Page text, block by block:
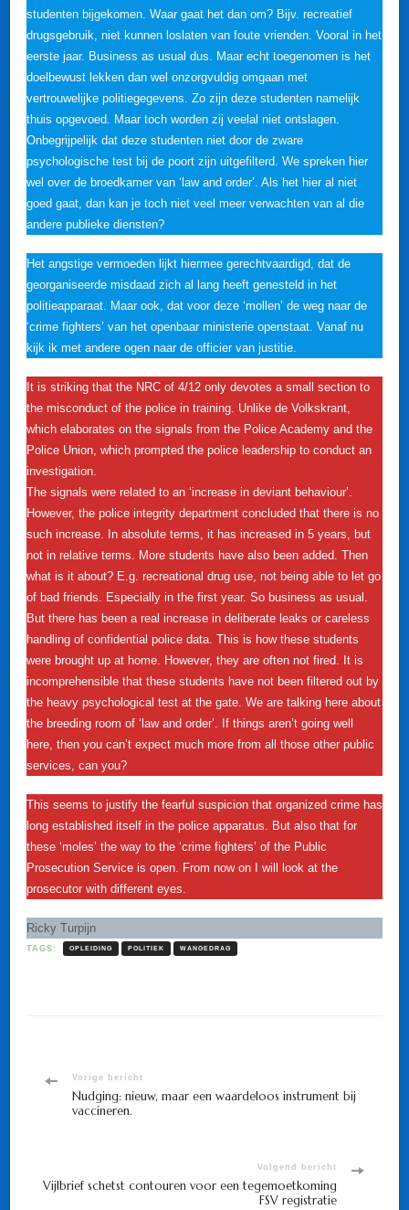
studenten bijgekomen. Waar gaat het dan om? Bijv. recreatief
drugsgebruik, niet kunnen loslaten van foute vrienden. Vooral in het
eerste jaar. Business as usual dus. Maar echt toegenomen is het
doelbewust lekken dan wel onzorgvuldig omgaan met
vertrouwelijke politiegegevens. Zo zijn deze studenten namelijk
thuis opgevoed. Maar toch worden zij veelal niet ontslagen.
Onbegrijpelijk dat deze studenten niet door de zware
psychologische test bij de poort zijn uitgefilterd. We spreken hier
wel over de broedkamer van ‘law and order’. Als het hier al niet
goed gaat, dan kan je toch niet veel meer verwachten van al die
andere publieke diensten?
Het angstige vermoeden lijkt hiermee gerechtvaardigd, dat de
georganiseerde misdaad zich al lang heeft genesteld in het
politieapparaat. Maar ook, dat voor deze ‘mollen’ de weg naar de
‘crime fighters’ van het openbaar ministerie openstaat. Vanaf nu
kijk ik met andere ogen naar de officier van justitie.
It is striking that the NRC of 4/12 only devotes a small section to
the misconduct of the police in training. Unlike de Volkskrant,
which elaborates on the signals from the Police Academy and the
Police Union, which prompted the police leadership to conduct an
investigation.
The signals were related to an ‘increase in deviant behaviour’.
However, the police integrity department concluded that there is no
such increase. In absolute terms, it has increased in 5 years, but
not in relative terms. More students have also been added. Then
what is it about? E.g. recreational drug use, not being able to let go
of bad friends. Especially in the first year. So business as usual.
But there has been a real increase in deliberate leaks or careless
handling of confidential police data. This is how these students
were brought up at home. However, they are often not fired. It is
incomprehensible that these students have not been filtered out by
the heavy psychological test at the gate. We are talking here about
the breeding room of ‘law and order’. If things aren’t going well
here, then you can’t expect much more from all those other public
services, can you?
This seems to justify the fearful suspicion that organized crime has
long established itself in the police apparatus. But also that for
these ‘moles’ the way to the ‘crime fighters’ of the Public
Prosecution Service is open. From now on I will look at the
prosecutor with different eyes.
Ricky Turpijn
TAGS: OPLEIDING POLITIEK WANGEDRAG
Bericht
navigatie
Vorige bericht
Nudging: nieuw, maar een waardeloos instrument bij
vaccineren.
Volgend bericht
Vijlbrief schetst contouren voor een tegemoetkoming
FSV registratie